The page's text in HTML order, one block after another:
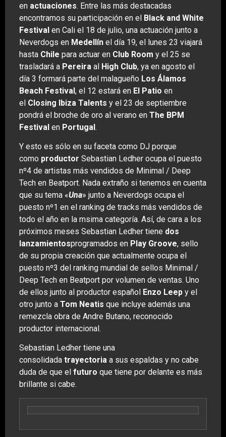
en actuaciones. Entre las más destacadas
encontramos su participación en el Black and White
Festival en Cali el 18 de julio, una actuación junto a
Neverdogs en Medellín el día 19, el lunes 23 viajará
hasta Chile para actuar en Club Room y el 25 se
trasladará a Pereira al High Club, ya en agosto el
día 3 formará parte del malagueño Los Álamos
Beach Festival, el 12 estará en El Patio en
el Closing Ibiza Talents y el 23 de septiembre
pondrá el broche de oro al verano en The BPM
Festival en Portugal.
Y esto es sólo en su faceta como DJ porque
como productor Sebastian Ledher ocupa el puesto
nº4 de artistas más vendidos de Minimal / Deep
Tech en Beatport. Nada extraño si tenemos en cuenta
que su tema «Una» junto a Neverdogs ocupa el
puesto nº1 en el ranking de tracks más vendidos de
todo el año en la msima categoría. Así, de cara a los
próximos meses Sebastian Ledher tiene dos
lanzamientosprogramados en Play Groove, sello
de su propia creación que actualmente ocupa el
puesto nº3 del ranking mundial de sellos Minimal /
Deep Tech en Beatport por volumen de ventas. Uno
de ellos junto al productor español Enzo Leep y el
otro junto a Tom Neatis que incluye además una
remezcla obra de Andre Butano, reconocido
productor internacional.
Sebastian Ledher tiene una
consolidada trayectoria a sus espaldas y no cabe
duda de que el futuro que tiene por delante es más
brillante si cabe.